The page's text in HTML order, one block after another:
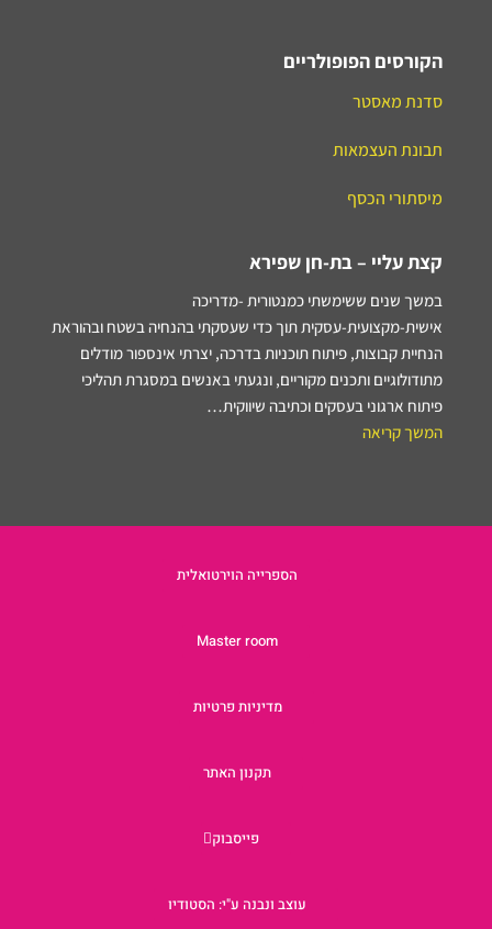
הקורסים הפופולריים
סדנת מאסטר
תבונת העצמאות
מיסתורי הכסף
קצת עליי – בת-חן שפירא
במשך שנים ששימשתי כמנטורית -מדריכה
אישית-מקצועית-עסקית תוך כדי שעסקתי בהנחיה בשטח ובהוראת
הנחיית קבוצות, פיתוח תוכניות בדרכה, יצרתי אינספור מודלים
מתודולוגיים ותכנים מקוריים, ונגעתי באנשים במסגרת תהליכי
פיתוח ארגוני בעסקים וכתיבה שיווקית…
המשך קריאה
הספרייה הוירטואלית
Master room
מדיניות פרטיות
תקנון האתר
פייסבוק
עוצב ונבנה ע"י: הסטודיו